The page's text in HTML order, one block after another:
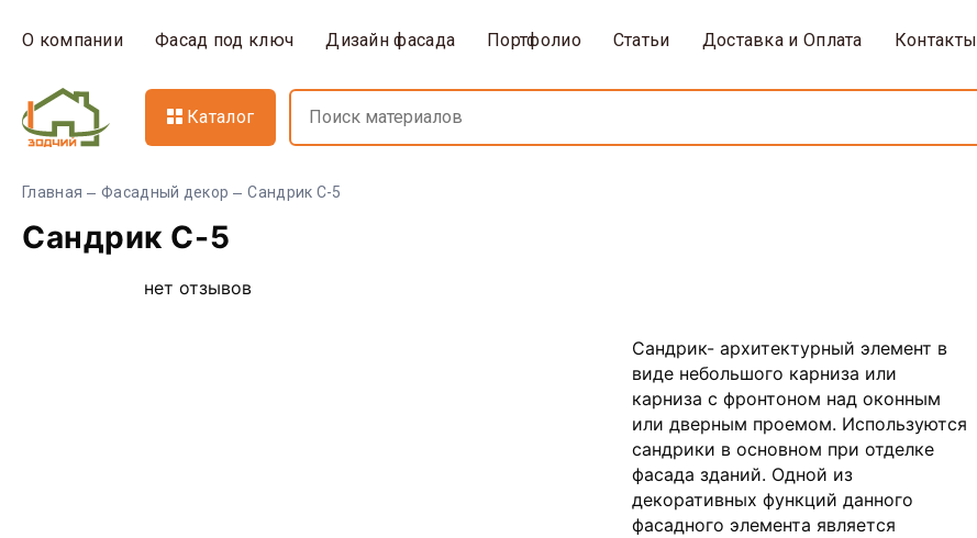
О компании Фасад под ключ Дизайн фасада Портфолио Статьи Доставка и Оплата Контакты
Каталог
Главная Фасадный декор Сандрик С-5
Сандрик С-5
нет отзывов
Сандрик- архитектурный элемент в
виде небольшого карниза или
карниза с фронтоном над оконным
или дверным проемом. Используются
сандрики в основном при отделке
фасада зданий. Одной из
декоративных функций данного
фасадного элемента является